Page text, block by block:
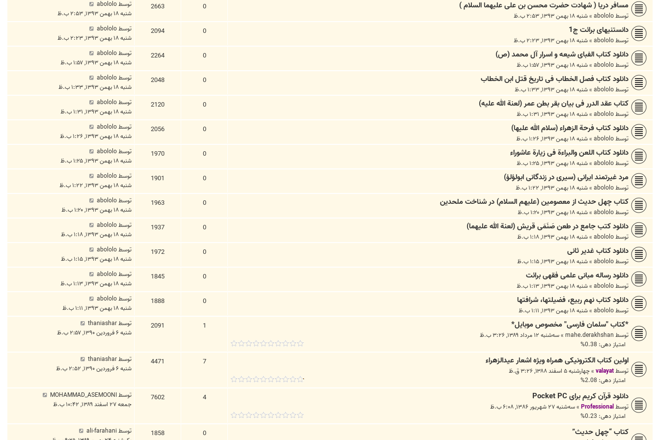
مسافر دریا ( شهادت حضرت محسن بن علی علیهما السلام )
توسطabololo
»شنبه ۱۸ بهمن ۱۳۹۳, ۲:۵۳ ب.ظ
0
2663 توسطabololo
شنبه ۱۸ بهمن ۱۳۹۳, ۲:۵۳ ب.ظ
دانستنیهای برائت ج1
توسطabololo
»شنبه ۱۸ بهمن ۱۳۹۳, ۲:۲۳ ب.ظ
0
2094 توسطabololo
شنبه ۱۸ بهمن ۱۳۹۳, ۲:۲۳ ب.ظ
دانلود کتاب الفبای شیعه و اسرار آل محمد (ص)
توسطabololo
»شنبه ۱۸ بهمن ۱۳۹۳, ۱:۵۷ ب.ظ
0
2264 توسطabololo
شنبه ۱۸ بهمن ۱۳۹۳, ۱:۵۷ ب.ظ
دانلود کتاب فصل الخطاب فی تاریخ قتل ابن الخطاب
توسطabololo
»شنبه ۱۸ بهمن ۱۳۹۳, ۱:۳۳ ب.ظ
0
2048 توسطabololo
شنبه ۱۸ بهمن ۱۳۹۳, ۱:۳۳ ب.ظ
کتاب عقد الدرر فی بیان بقر بطن عمر (لعنة الله علیه)
توسطabololo
»شنبه ۱۸ بهمن ۱۳۹۳, ۱:۳۱ ب.ظ
0
2120 توسطabololo
شنبه ۱۸ بهمن ۱۳۹۳, ۱:۳۱ ب.ظ
دانلود کتاب فرحة الزهراء (سلام الله علیها)
توسطabololo
»شنبه ۱۸ بهمن ۱۳۹۳, ۱:۲۶ ب.ظ
0
2056 توسطabololo
شنبه ۱۸ بهمن ۱۳۹۳, ۱:۲۶ ب.ظ
دانلود کتاب اللعن والبراءة فی زیارة عاشوراء
توسطabololo
»شنبه ۱۸ بهمن ۱۳۹۳, ۱:۲۵ ب.ظ
0
1970 توسطabololo
شنبه ۱۸ بهمن ۱۳۹۳, ۱:۲۵ ب.ظ
مرد غیرتمند ایرانی (سیری در زندگانی ابولؤلؤ)
توسطabololo
»شنبه ۱۸ بهمن ۱۳۹۳, ۱:۲۲ ب.ظ
0
1901 توسطabololo
شنبه ۱۸ بهمن ۱۳۹۳, ۱:۲۲ ب.ظ
کتاب چهل حدیث از معصومین (علیهم السلام) در شناخت ملحدین
توسطabololo
»شنبه ۱۸ بهمن ۱۳۹۳, ۱:۲۰ ب.ظ
0
1963 توسطabololo
شنبه ۱۸ بهمن ۱۳۹۳, ۱:۲۰ ب.ظ
دانلود کتب جامع در طعن صَنَمَی قریش (لعنة الله علیهما)
توسطabololo
»شنبه ۱۸ بهمن ۱۳۹۳, ۱:۱۸ ب.ظ
0
1937 توسطabololo
شنبه ۱۸ بهمن ۱۳۹۳, ۱:۱۸ ب.ظ
دانلود کتاب غدیر ثانی
توسطabololo
»شنبه ۱۸ بهمن ۱۳۹۳, ۱:۱۵ ب.ظ
0
1972 توسطabololo
شنبه ۱۸ بهمن ۱۳۹۳, ۱:۱۵ ب.ظ
دانلود رساله مبانی علمی فقهی برائت
توسطabololo
»شنبه ۱۸ بهمن ۱۳۹۳, ۱:۱۳ ب.ظ
0
1845 توسطabololo
شنبه ۱۸ بهمن ۱۳۹۳, ۱:۱۳ ب.ظ
دانلود کتاب نهم ربیع، فضیلتها، شرافتها
توسطabololo
»شنبه ۱۸ بهمن ۱۳۹۳, ۱:۱۱ ب.ظ
0
1888 توسطabololo
شنبه ۱۸ بهمن ۱۳۹۳, ۱:۱۱ ب.ظ
*کتاب "سلمان فارسی" مخصوص موبایل*
توسط mahe.derakhshan
»سه‌شنبه ۱۲ مرداد ۱۳۸۹, ۳:۲۶ ب.ظ
امتیاز دهی: 0.38%
1
2091 توسطthaniashar
شنبه ۶ فروردین ۱۳۹۰, ۲:۵۷ ب.ظ
اولین کتاب الکترونیکی همراه ویژه اشعار عیدالزهراء
توسطvalayat
»چهارشنبه ۵ اسفند ۱۳۸۸, ۳:۲۶ ق.ظ
امتیاز دهی: 2.08%
7
4471 توسطthaniashar
شنبه ۶ فروردین ۱۳۹۰, ۲:۵۲ ب.ظ
دانلود قرآن کریم برای Pocket PC
توسطProfessional
»سه‌شنبه ۲۷ شهریور ۱۳۸۶, ۶:۰۸ ب.ظ
امتیاز دهی: 0.23%
4
7602 توسطMOHAMMAD_ASEMOONI
جمعه ۲۷ اسفند ۱۳۸۹, ۱۰:۴۲ ب.ظ
کتاب “چهل حدیث” 0
1858 توسط ali-farahani